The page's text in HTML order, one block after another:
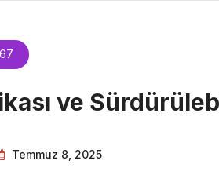
ve
Temmuz 8, 2025